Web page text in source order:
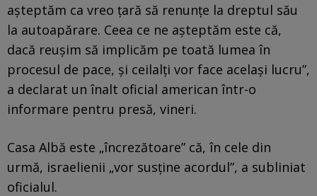
așteptăm ca vreo țară să renunțe la dreptul său
la autoapărare. Ceea ce ne așteptăm este că,
dacă reușim să implicăm pe toată lumea în
procesul de pace, și ceilalți vor face același lucru”,
a declarat un înalt oficial american într-o
informare pentru presă, vineri.
Casa Albă este „încrezătoare” că, în cele din
urmă, israelienii „vor susține acordul”, a subliniat
oficialul.